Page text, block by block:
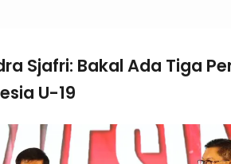
Sjafri: Bakal Ada Tiga
U-19